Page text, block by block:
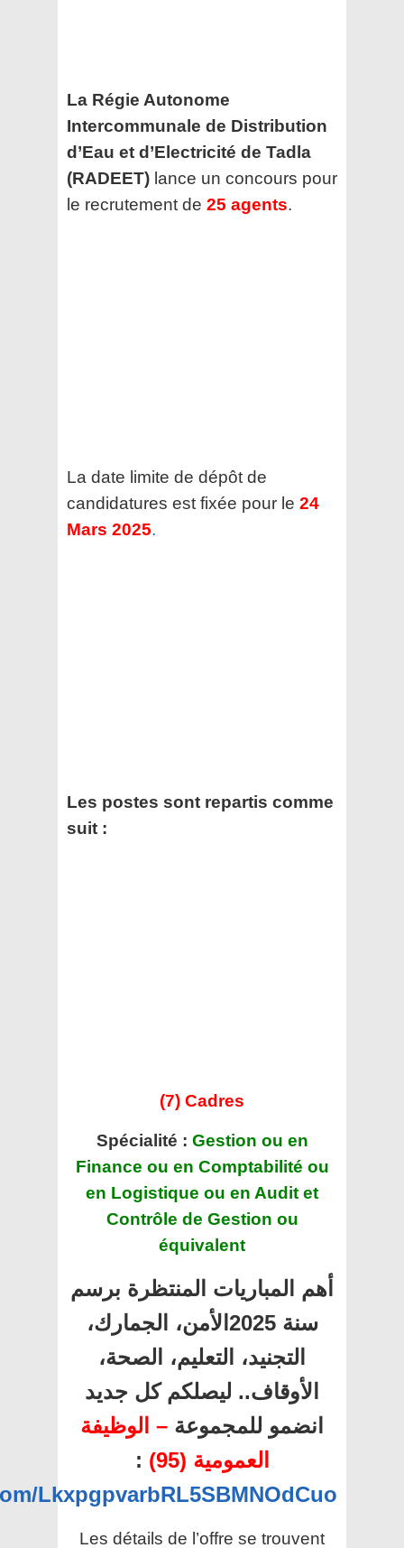
La Régie Autonome
Intercommunale de Distribution
d’Eau et d’Electricité de Tadla
(RADEET) lance un concours pour
le recrutement de 25 agents.
La date limite de dépôt de
candidatures est fixée pour le 24
Mars 2025.
Les postes sont repartis comme
suit :
(7) Cadres
Spécialité : Gestion ou en
Finance ou en Comptabilité ou
en Logistique ou en Audit et
Contrôle de Gestion ou
équivalent
أهم المباريات المنتظرة برسم
سنة 2025الأمن، الجمارك،
التجنيد، التعليم، الصحة،
الأوقاف.. ليصلكم كل جديد
انضمو للمجموعة – الوظيفة
العمومية (95)
:
LkxpgpvarbRL5SBMNOdCuo
Les détails de l’offre se trouvent